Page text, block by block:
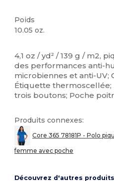
Poids
10.05 oz.
4,1 oz / yd² / 139 g / m2,
des performances anti-
microbiennes et anti-UV;
Étiquette
trois boutons; Poche
Produits connexes:
Core 365 78181P - Polo
femme avec poche
Découvrez d'autres produits